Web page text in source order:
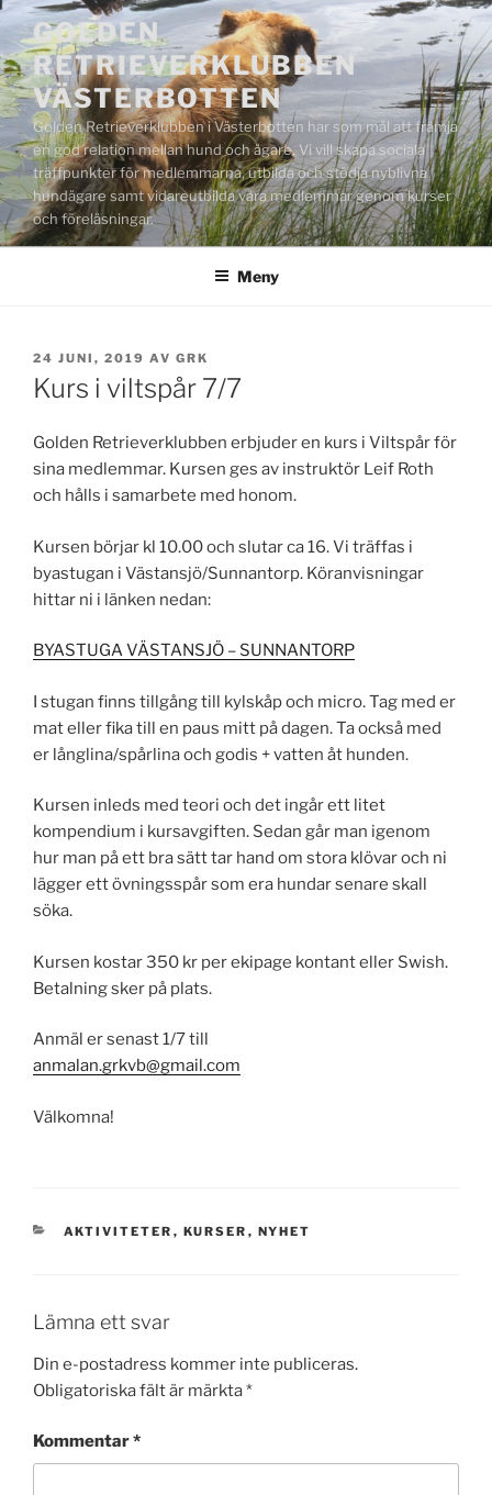
Hoppa
innehåll
GOLDEN
RETRIEVERKLUBBEN
VÄSTERBOTTEN
Golden Retrieverklubben i Västerbotten har som mål att främja
en god relation mellan hund och ägare. Vi vill skapa sociala
träffpunkter för medlemmarna, utbilda och stödja nyblivna
hundägare samt vidareutbilda våra medlemmar genom kurser
och föreläsningar.
Meny
PUBLICERAT
24 JUNI, 2019 AV GRK
Kurs i viltspår 7/7
Golden Retrieverklubben erbjuder en kurs i Viltspår för
sina medlemmar. Kursen ges av instruktör Leif Roth
och hålls i samarbete med honom.
Kursen börjar kl 10.00 och slutar ca 16. Vi träffas i
byastugan i Västansjö/Sunnantorp. Köranvisningar
hittar ni i länken nedan:
BYASTUGA VÄSTANSJÖ – SUNNANTORP
I stugan finns tillgång till kylskåp och micro. Tag med er
mat eller fika till en paus mitt på dagen. Ta också med
er långlina/spårlina och godis + vatten åt hunden.
Kursen inleds med teori och det ingår ett litet
kompendium i kursavgiften. Sedan går man igenom
hur man på ett bra sätt tar hand om stora klövar och ni
lägger ett övningsspår som era hundar senare skall
söka.
Kursen kostar 350 kr per ekipage kontant eller Swish.
Betalning sker på plats.
Anmäl er senast 1/7 till
anmalan.grkvb@gmail.com
Välkomna!
KATEGORIER
AKTIVITETER , KURSER , NYHET
Lämna ett svar
Din e-postadress kommer inte publiceras.
Obligatoriska fält är märkta*
Kommentar*